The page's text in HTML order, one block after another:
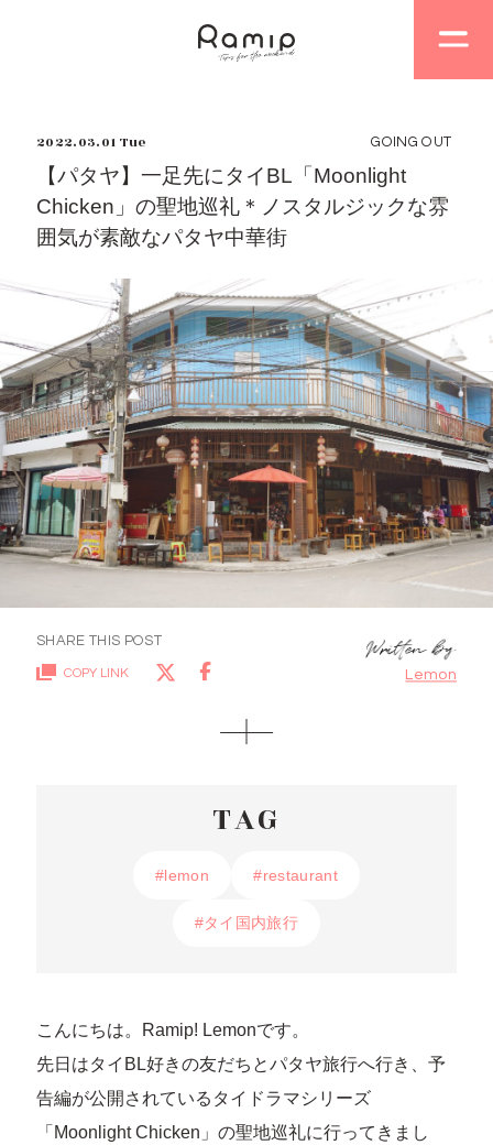
【パタヤ】一足先にタイBL「Moonlight
Chicken」の聖地巡礼＊ノスタルジックな雰
囲気が素敵なパタヤ中華街
2022.03.01 Tue GOING OUT
SHARE THIS POST
COPY LINK Lemon
TAG
#lemon
#lemon #restaurant
#restaurant
#タイ国内旅行
#タイ国内旅行
こんにちは。Ramip! Lemonです。
先日はタイBL好きの友だちとパタヤ旅行へ行き、予
告編が公開されているタイドラマシリーズ
「Moonlight Chicken」の聖地巡礼に行ってきまし